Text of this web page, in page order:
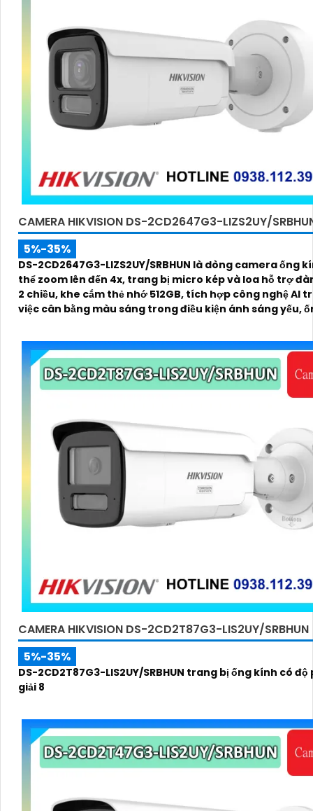
CAMERA HIKVISION DS-2CD2647G3-LIZS2UY/
5%-35%
DS-2CD2647G3-LIZS2UY/SRBHUN là dòng camera ống
thể zoom lên đến 4x, trang bị micro kép và loa hỗ trợ
2 chiều, khe cắm thẻ nhớ 512GB, tích hợp công nghệ AI
việc cân bằng màu sáng trong điều kiện ánh sáng yếu,
CAMERA HIKVISION DS-2CD2T87G3-LIS2UY/SRBHUN
5%-35%
DS-2CD2T87G3-LIS2UY/SRBHUN trang bị ống kính có độ
giải 8